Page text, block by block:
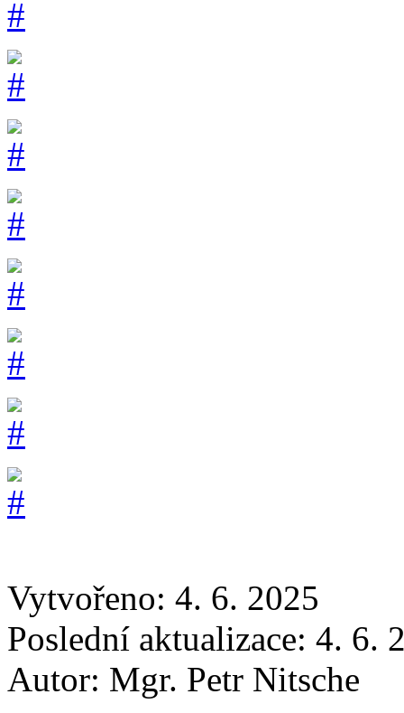
Vytvořeno: 4. 6. 2025
Poslední aktualizace: 4. 6.
Autor: Mgr. Petr Nitsche